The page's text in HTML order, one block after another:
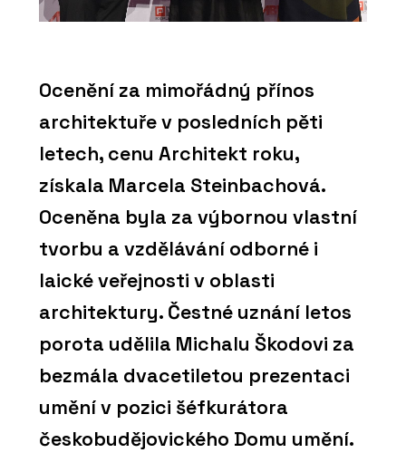
Ocenění za mimořádný přínos
architektuře v posledních pěti
letech, cenu Architekt roku,
získala Marcela Steinbachová.
Oceněna byla za výbornou vlastní
tvorbu a vzdělávání odborné i
laické veřejnosti v oblasti
architektury. Čestné uznání letos
porota udělila Michalu Škodovi za
bezmála dvacetiletou prezentaci
umění v pozici šéfkurátora
českobudějovického Domu umění.